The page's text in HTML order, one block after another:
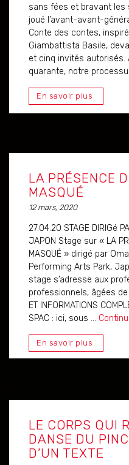
sans fées et bravant les
joué l’avant-avant-
Conte des contes,
Giambattista Basile,
et cinq invités
quarante, notre
En savoir plus
LA PRÉSENCE
MASQUÉ
12 mars, 2020
27.04.20 STAGE DIRIGé
JAPON Stage sur « LA
MASQUÉ » dirigé par
Performing Arts Park,
stage s’adresse aux
professionnels, âgées de
ET INFORMATIONS
SPAC : ici, sous …
En savoir plus
LE CORPS QUI
DANSE DU
D’UN TEXTE